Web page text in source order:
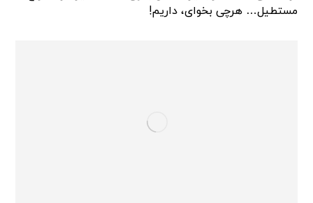
مستطیل… هرچی بخوای، داریم!